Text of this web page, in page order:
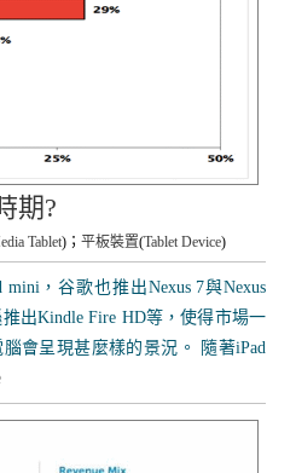
期?
Tablet)； 平板裝置(Tablet Device)
，谷歌也推出Nexus 7與Nexus
出Kindle Fire HD等，使得市場一
會呈現甚麼樣的景況。 隨著iPad